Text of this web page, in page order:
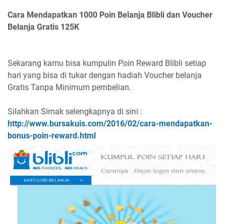
Cara Mendapatkan 1000 Poin Belanja Blibli dan Voucher
Belanja Gratis 125K
Sekarang kamu bisa kumpulin Poin Reward Blibli setiap
hari yang bisa di tukar dengan hadiah Voucher belanja
Gratis Tanpa Minimum pembelian.
Silahkan Simak selengkapnya di sini :
http://www.bursakuis.com/2016/02/cara-mendapatkan-
bonus-poin-reward.html